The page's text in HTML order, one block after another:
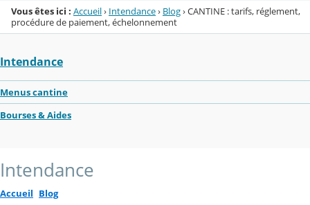
Vous êtes ici : Accueil› Intendance› Blog›CANTINE : tarifs, réglement,
procédure de paiement, échelonnement
Intendance
Menus cantine
Bourses & Aides
Intendance
Accueil Blog